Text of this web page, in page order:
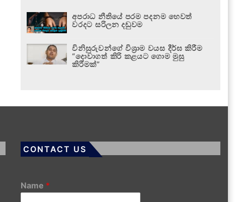
අපරාධ නීතියේ පරම පදනම හෙවත්
වරදට සරිලන දඬුවම
විනිසුරුවන්ගේ විශ්‍රාම වයස දීර්ඝ කිරීම
“දොවාගත් කිරි කළයට ගොම මුසු
කිරීමක්”
CONTACT US
Name *